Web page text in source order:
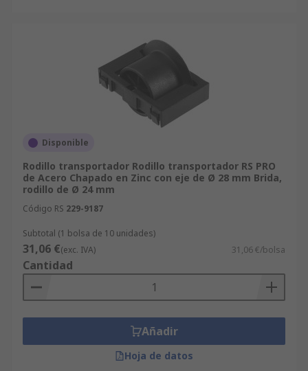
Disponible
Rodillo transportador Rodillo transportador RS PRO
de Acero Chapado en Zinc con eje de Ø 28 mm Brida,
rodillo de Ø 24 mm
Código RS 229-9187
Subtotal (1 bolsa de 10 unidades)
31,06 €(exc. IVA) 31,06 €/bolsa
Cantidad
Añadir
Hoja de datos